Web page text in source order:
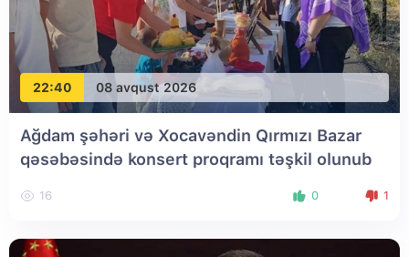
22:40 08 avqust 2026
Ağdam şəhəri və Xocavəndin Qırmızı Bazar
qəsəbəsində konsert proqramı təşkil olunub
16 0 1